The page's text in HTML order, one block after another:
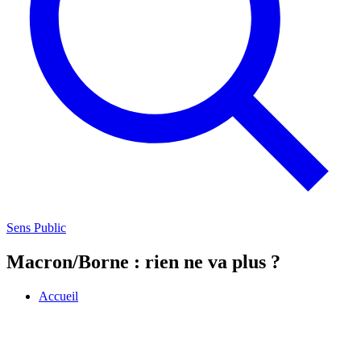
Sens Public
Macron/Borne : rien ne va plus ?
Accueil